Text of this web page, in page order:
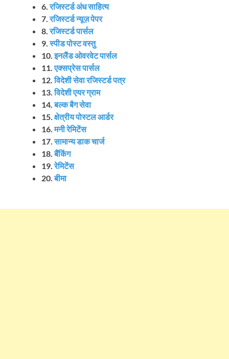
6.रजिस्टर्ड अंध साहित्य
7.रजिस्टर्ड न्यूज़ पेपर
8.रजिस्टर्ड पार्सल
9.स्पीड पोस्ट वस्तु
10.इनलैंड ओवरवेट पार्सल
11.एक्सप्रेस पार्सल
12.विदेशी सेवा रजिस्टर्ड पत्र
13.विदेशी एयर ग्राम
14.बल्क बैग सेवा
15. क्षेत्रीय पोस्टल आर्डर
16.मनी रेमिटेंस
17.सामान्य डाक चार्ज
18.बैंकिंग
19.रेमिटेंस
20.बीमा